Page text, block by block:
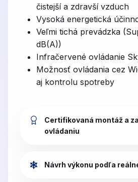
čistejší a zdravší vzduch
Vysoká energetická
Veľmi tichá prevádzka
dB(A))
Infračervené ovládanie
Možnosť ovládania cez
aj kontrolu spotreby
Certifikovaná montáž a
ovládaniu
Návrh výkonu podľa